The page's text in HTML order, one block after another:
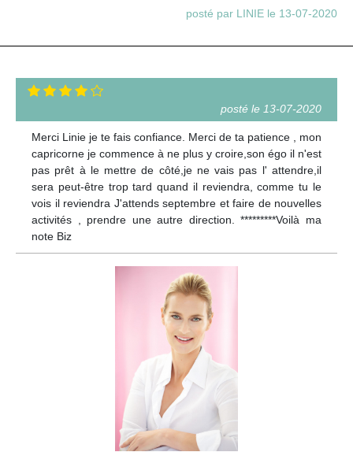
posté par LINIE le 13-07-2020
posté le 13-07-2020
Merci Linie je te fais confiance. Merci de ta patience , mon
capricorne je commence à ne plus y croire,son égo il n'est
pas prêt à le mettre de côté,je ne vais pas l' attendre,il
sera peut-être trop tard quand il reviendra, comme tu le
vois il reviendra J'attends septembre et faire de nouvelles
activités , prendre une autre direction. *********Voilà ma
note Biz